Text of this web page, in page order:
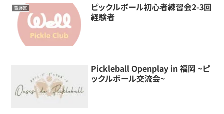
葛飾区
ピックルボール初心者練習会2-3回
経験者
Pickleball Openplay in 福岡 ~ピ
ックルボール交流会~